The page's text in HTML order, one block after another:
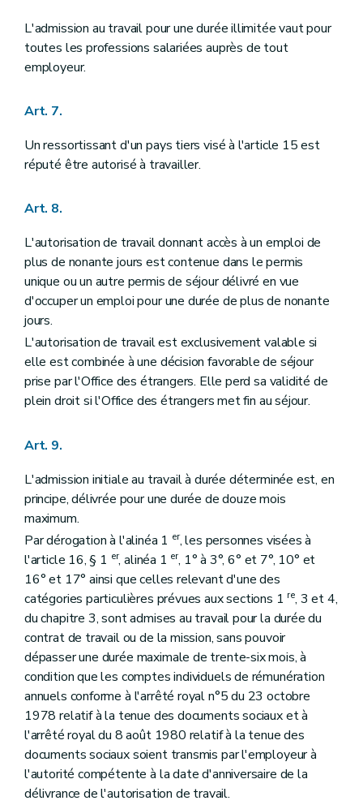
L'admission au travail pour une durée illimitée vaut pour
toutes les professions salariées auprès de tout
employeur.
Art. 7.
Un ressortissant d'un pays tiers visé à l'article 15 est
réputé être autorisé à travailler.
Art. 8.
L'autorisation de travail donnant accès à un emploi de
plus de nonante jours est contenue dans le permis
unique ou un autre permis de séjour délivré en vue
d'occuper un emploi pour une durée de plus de nonante
jours.
L'autorisation de travail est exclusivement valable si
elle est combinée à une décision favorable de séjour
prise par l'Office des étrangers. Elle perd sa validité de
plein droit si l'Office des étrangers met fin au séjour.
Art. 9.
L'admission initiale au travail à durée déterminée est, en
principe, délivrée pour une durée de douze mois
maximum.
Par dérogation à l'alinéa 1 er, les personnes visées à
l'article 16, § 1 er, alinéa 1 er, 1° à 3°, 6° et 7°, 10° et
16° et 17° ainsi que celles relevant d'une des
catégories particulières prévues aux sections 1 re, 3 et 4,
du chapitre 3, sont admises au travail pour la durée du
contrat de travail ou de la mission, sans pouvoir
dépasser une durée maximale de trente-six mois, à
condition que les comptes individuels de rémunération
annuels conforme à l'arrêté royal n°5 du 23 octobre
1978 relatif à la tenue des documents sociaux et à
l'arrêté royal du 8 août 1980 relatif à la tenue des
documents sociaux soient transmis par l'employeur à
l'autorité compétente à la date d'anniversaire de la
délivrance de l'autorisation de travail.